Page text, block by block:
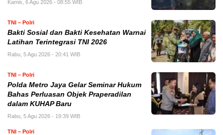
Kamis, 6 Agu 2026 - 08:55 WIB
TNI – Polri
Bakti Sosial dan Bakti Kesehatan Warnai
Latihan Terintegrasi TNI 2026
Rabu, 5 Agu 2026 - 20:41 WIB
TNI – Polri
Polda Metro Jaya Gelar Seminar Hukum
Bahas Perluasan Objek Praperadilan
dalam KUHAP Baru
Rabu, 5 Agu 2026 - 19:39 WIB
TNI – Polri